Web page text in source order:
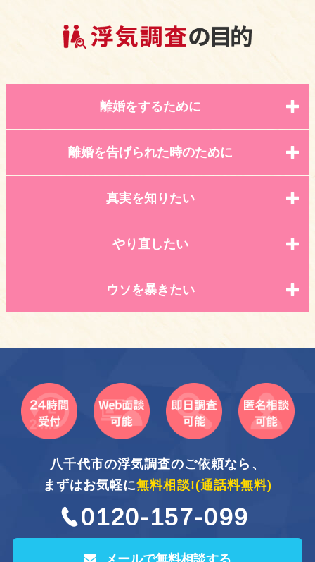
離婚をするために
離婚を告げられた時のために
真実を知りたい
やり直したい
ウソを暴きたい
八千代市の浮気調査のご依頼なら、
まずはお気軽に無料相談!(通話料無料)
0120-157-099